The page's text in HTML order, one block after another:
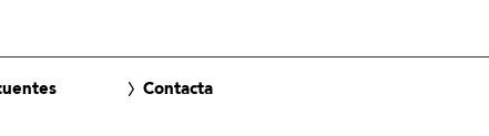
Contacta